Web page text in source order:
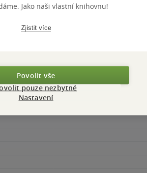
Jako naši vlastní knihovnu!
Zjistit více
Povolit vše
pouze nezbytné
Nastavení